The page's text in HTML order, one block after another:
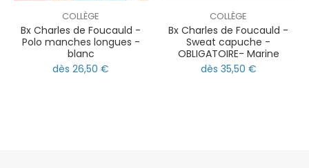
COLLÈGE
Bx Charles de Foucauld -
Polo manches longues -
blanc
dès 26,50 €
COLLÈGE
Bx Charles de Foucauld -
Sweat capuche -
OBLIGATOIRE- Marine
dès 35,50 €